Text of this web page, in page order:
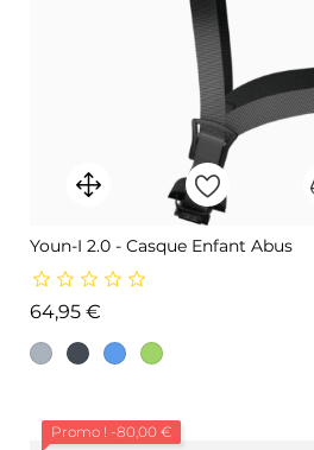
Youn-I 2.0 - Casque Enfant Abus
64,95 €
Promo ! -80,00 €